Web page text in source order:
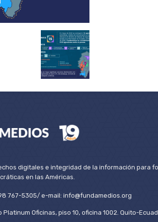
digitales e integridad de la información para
en las Américas.
767-5305/ e-mail: info@fundamedios.org
Oficinas, piso 10, oficina 1002. Quito-